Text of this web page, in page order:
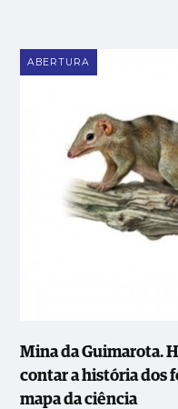
ABERTURA
Mina da Guimarota.
contar a história dos
mapa da ciência